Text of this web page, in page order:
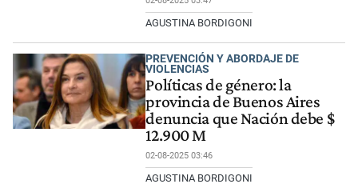
AGUSTINA BORDIGONI
PREVENCIÓN Y ABORDAJE DE
VIOLENCIAS
Políticas de género: la
provincia de Buenos Aires
denuncia que Nación debe $
12.900 M
02-08-2025 03:46
AGUSTINA BORDIGONI